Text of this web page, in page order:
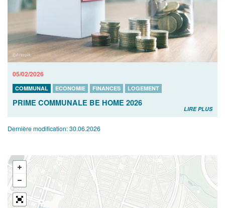
05/02/2026
COMMUNAL ECONOMIE FINANCES LOGEMENT
PRIME COMMUNALE BE HOME 2026
LIRE PLUS
Dernière modification:30.06.2026